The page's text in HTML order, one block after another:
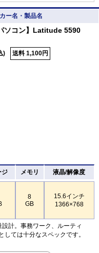
ー名・製品名
ソコン】Latitude 5590
) 送料 1,100円
ジ メモリ 液晶/解像度
8
GB
15.6インチ
1366×768
計。事務ワーク、ルーティ
ては十分なスペックです。